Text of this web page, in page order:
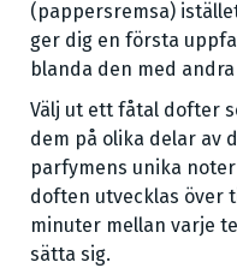
(pappersremsa)
ger dig en första
blanda den med
Välj ut ett fåtal dofter
dem på olika delar av
parfymens unika
doften utvecklas över
minuter mellan varje
sätta sig.